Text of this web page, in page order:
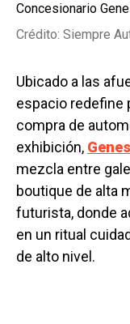
Concesionario
Crédito: Siempre
Ubicado a las
espacio redefine
compra de
exhibición,
mezcla entre
boutique de alta
futurista, donde
en un ritual
de alto nivel.